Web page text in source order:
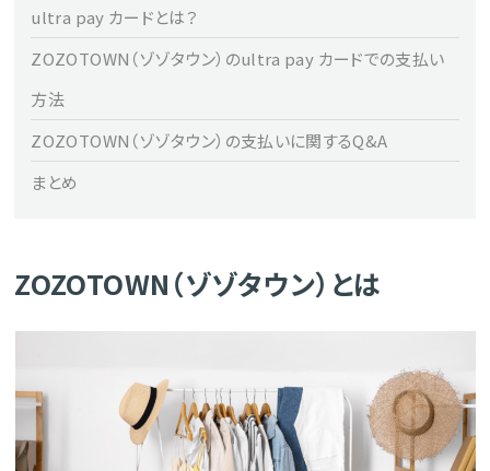
ultra pay カードとは？
ZOZOTOWN（ゾゾタウン）のultra pay カードでの支払い
方法
ZOZOTOWN（ゾゾタウン）の支払いに関するQ&A
まとめ
ZOZOTOWN（ゾゾタウン）とは